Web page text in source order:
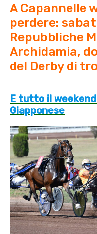
A Capannelle
perdere:
Repubbliche
Archidamia,
del Derby di
E tutto il
Giapponese